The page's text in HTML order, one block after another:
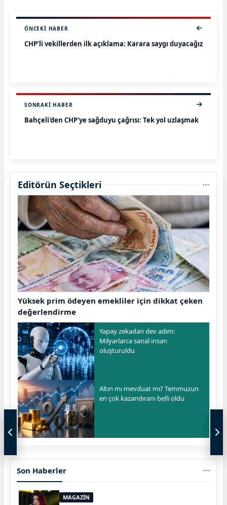
ÖNCEKI HABER
CHP’li vekillerden ilk açıklama: Karara saygı duyacağız
SONRAKI HABER
Bahçeli'den CHP'ye sağduyu çağrısı: Tek yol uzlaşmak
Editörün Seçtikleri
Yüksek prim ödeyen emekliler için dikkat çeken
değerlendirme
Yapay zekadan dev adım:
Milyarlarca sanal insan
oluşturuldu
Altın mı mevduat mı? Temmuzun
en çok kazandıranı belli oldu
Son Haberler
MAGAZİN